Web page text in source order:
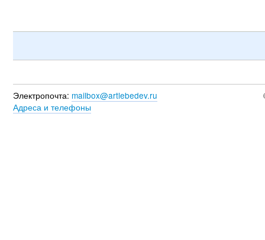
Электропочта: mailbox@artlebedev.ru
Адреса и телефоны